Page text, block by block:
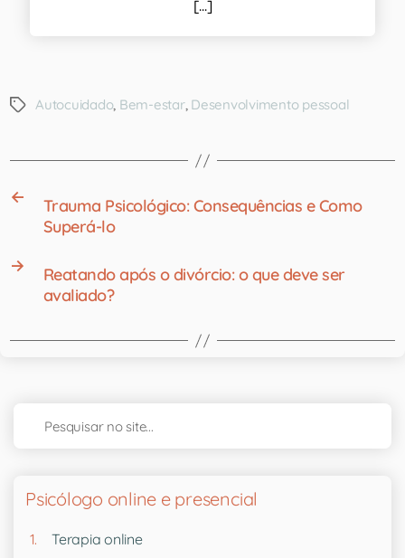
[...]
Autocuidado, Bem-estar, Desenvolvimento pessoal
←
Trauma Psicológico: Consequências e Como
Superá-lo
→
Reatando após o divórcio: o que deve ser
avaliado?
Psicólogo online e presencial
Terapia online